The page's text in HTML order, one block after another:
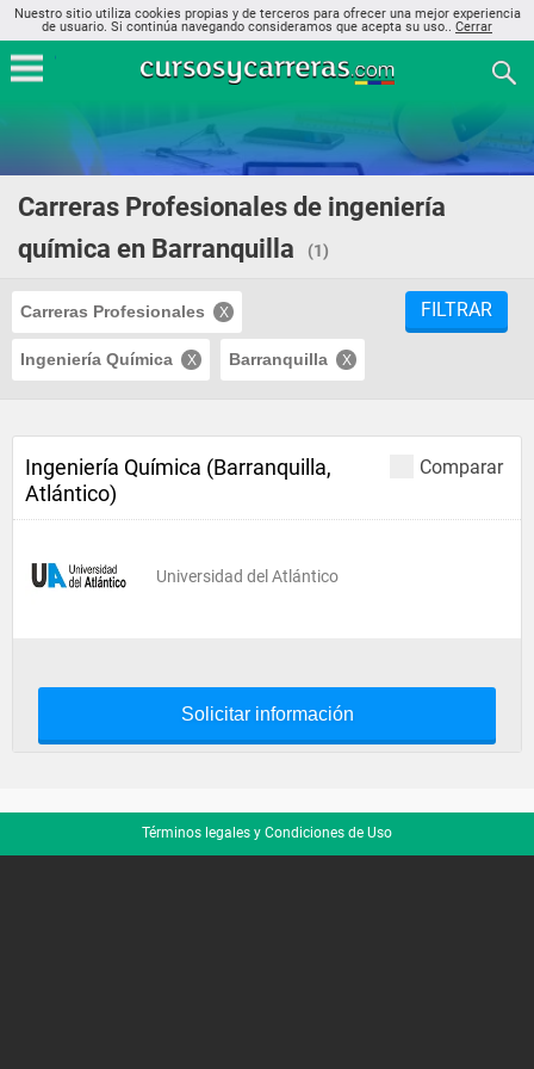
Nuestro sitio utiliza cookies propias y de terceros para ofrecer una mejor experiencia
de usuario. Si continúa navegando consideramos que acepta su uso.. Cerrar
Carreras Profesionales de ingeniería
química en Barranquilla
(1)
Carreras Profesionales
Ingeniería Química Barranquilla
FILTRAR
Comparar
Ingeniería Química (Barranquilla,
Atlántico)
Universidad del Atlántico
Solicitar información
Términos legales y Condiciones de Uso